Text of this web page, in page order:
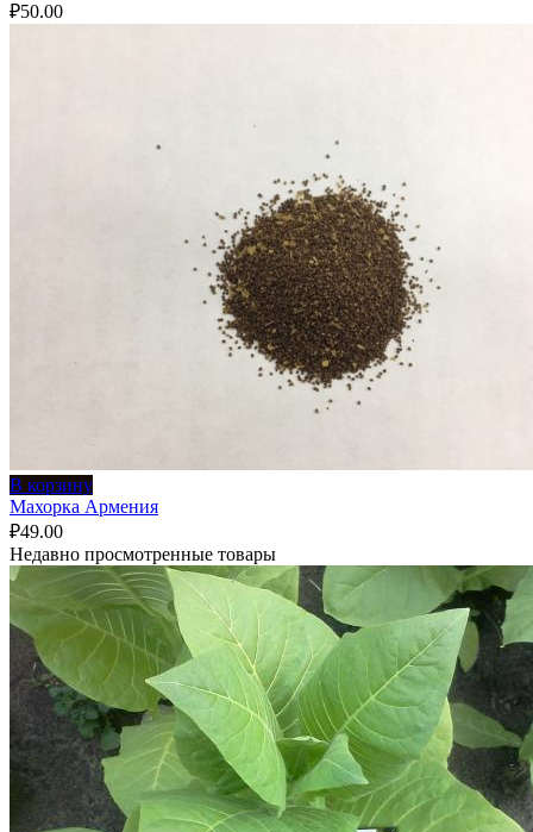
₽50.00
В корзину
Махорка Армения
₽49.00
Недавно просмотренные товары